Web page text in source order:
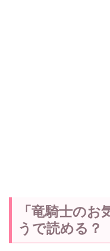
「竜騎士の
うで読める？